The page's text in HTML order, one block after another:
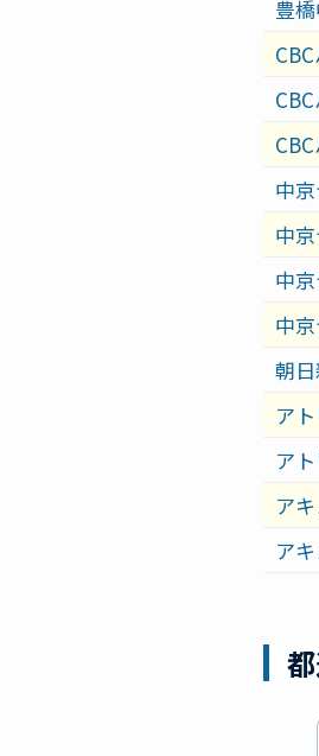
豊
中
中
中
中
朝
ア
ア
ア
ア